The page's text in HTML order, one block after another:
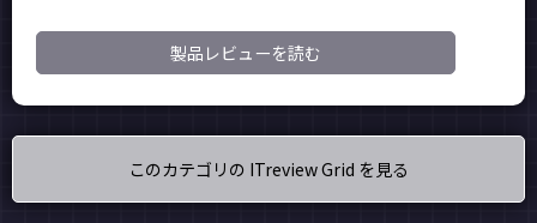
製品レビューを読む
このカテゴリの ITreview Grid を見る